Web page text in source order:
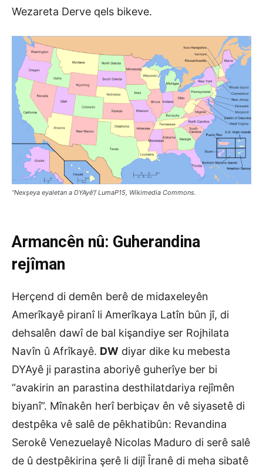
Wezareta Derve qels bikeve.
“Nexşeya eyaletan a DYAyê”/ LumaP15, Wikimedia Commons.
Armancên nû: Guherandina
rejîman
Herçend di demên berê de midaxeleyên
Amerîkayê piranî li Amerîkaya Latîn bûn jî, di
dehsalên dawî de bal kişandiye ser Rojhilata
Navîn û Afrîkayê. DW diyar dike ku mebesta
DYAyê ji parastina aboriyê guherîye ber bi
“avakirin an parastina desthilatdariya rejîmên
biyanî”. Mînakên herî berbiçav ên vê siyasetê di
destpêka vê salê de pêkhatibûn: Revandina
Serokê Venezuelayê Nicolas Maduro di serê salê
de û destpêkirina şerê li dijî Îranê di meha sibatê